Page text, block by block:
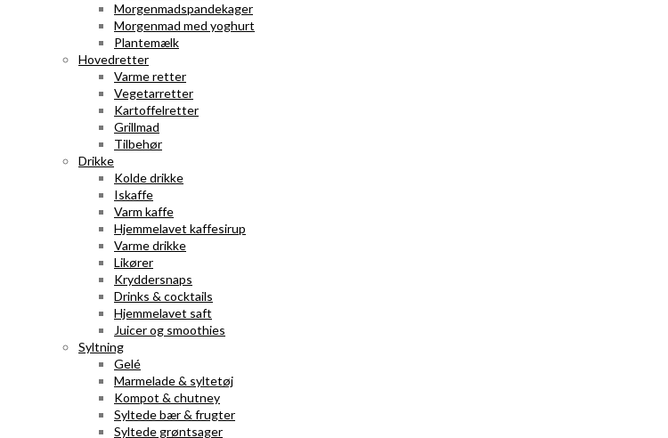
Morgenmadspandekager
Morgenmad med yoghurt
Plantemælk
Hovedretter
Varme retter
Vegetarretter
Kartoffelretter
Grillmad
Tilbehør
Drikke
Kolde drikke
Iskaffe
Varm kaffe
Hjemmelavet kaffesirup
Varme drikke
Likører
Kryddersnaps
Drinks & cocktails
Hjemmelavet saft
Juicer og smoothies
Syltning
Gelé
Marmelade & syltetøj
Kompot & chutney
Syltede bær & frugter
Syltede grøntsager